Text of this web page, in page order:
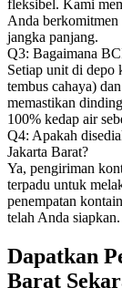
fleksibel. Kami
Anda berkomitmen
jangka panjang.
Q3: Bagaimana
Setiap unit di
tembus cahaya)
memastikan
100% kedap air
Q4: Apakah
Jakarta Barat?
Ya, pengiriman
terpadu untuk
penempatan
telah Anda siapkan.
Dapatkan
Barat